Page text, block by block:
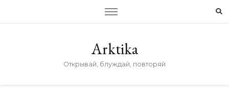
Arktika
Открывай, блуждай, повторяй